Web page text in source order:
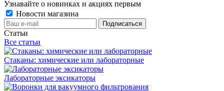
Узнавайте о новинках и акциях первым
Новости магазина
Статьи
Все статьи
Стаканы: химические или лабораторные
Лабораторные эксикаторы